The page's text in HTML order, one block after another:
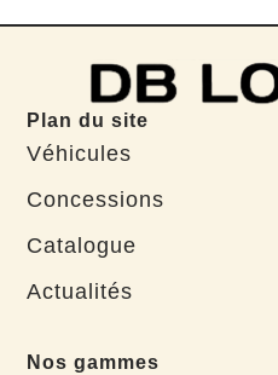
Plan du site
Véhicules
Concessions
Catalogue
Actualités
Nos gammes